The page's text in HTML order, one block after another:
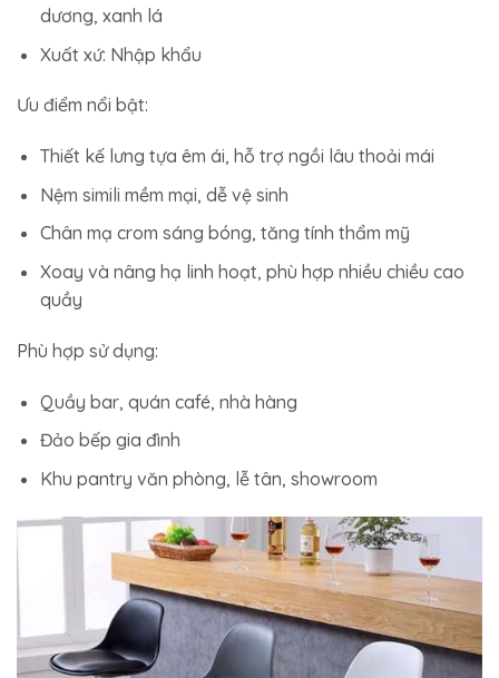
dương, xanh lá
Xuất xứ: Nhập khẩu
Ưu điểm nổi bật:
Thiết kế lưng tựa êm ái, hỗ trợ ngồi lâu thoải mái
Nệm simili mềm mại, dễ vệ sinh
Chân mạ crom sáng bóng, tăng tính thẩm mỹ
Xoay và nâng hạ linh hoạt, phù hợp nhiều chiều cao
quầy
Phù hợp sử dụng:
Quầy bar, quán café, nhà hàng
Đảo bếp gia đình
Khu pantry văn phòng, lễ tân, showroom